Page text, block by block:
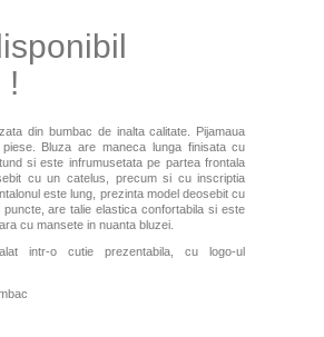
!
din bumbac de inalta calitate. Pijamaua
Bluza are maneca lunga finisata cu
si este infrumusetata pe partea frontala
cu un catelus, precum si cu inscriptia
este lung, prezinta model deosebit cu
are talie elastica confortabila si este
cu mansete in nuanta bluzei.
intr-o cutie prezentabila, cu logo-ul